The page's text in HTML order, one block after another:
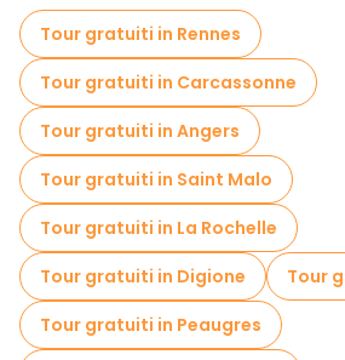
Tour gratuiti in Rennes
Tour gratuiti in Carcassonne
Tour gratuiti in Angers
Tour gratuiti in Saint Malo
Tour gratuiti in La Rochelle
Tour gratuiti in Digione
Tour
Tour gratuiti in Peaugres